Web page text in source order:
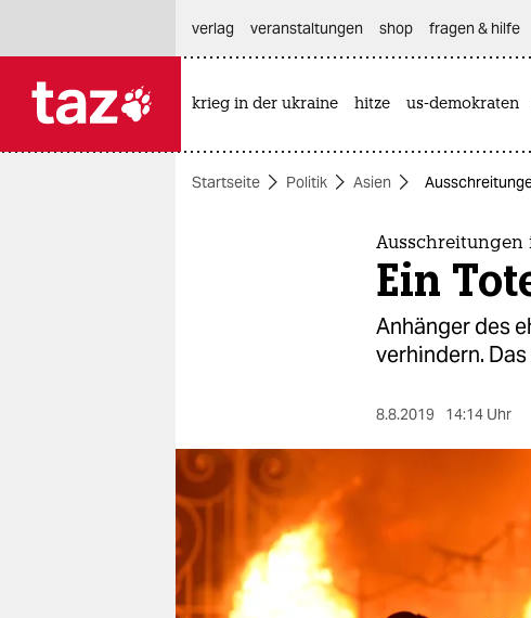
themen
berlin
nord
wahrheit
verlag
veranstaltungen shop fragen & hilfe
krieg in der ukraine hitze us-demokraten
Startseite Politik Asien
Ein
Anhänger des
verhindern.
8.8.2019 14:14 Uhr